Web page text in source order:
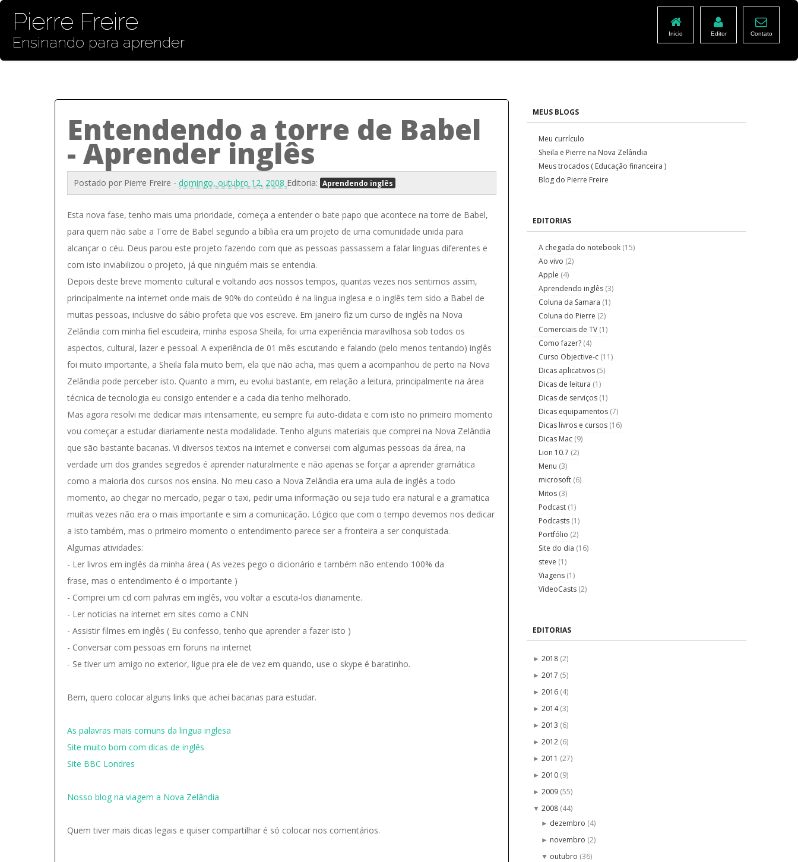
Pierre Freire
Ensinando para aprender Inicio Editor Contato
Entendendo a torre de Babel
- Aprender inglês
Postado por Pierre Freire - domingo, outubro 12, 2008 Editoria: Aprendendo inglês
Esta nova fase, tenho mais uma prioridade, começa a entender o bate papo que acontece na torre de Babel,
para quem não sabe a Torre de Babel segundo a bíblia era um projeto de uma comunidade unida para
alcançar o céu. Deus parou este projeto fazendo com que as pessoas passassem a falar linguas diferentes e
com isto inviabilizou o projeto, já que ninguém mais se entendia.
Depois deste breve momento cultural e voltando aos nossos tempos, quantas vezes nos sentimos assim,
principalmente na internet onde mais de 90% do conteúdo é na lingua inglesa e o inglês tem sido a Babel de
muitas pessoas, inclusive do sábio profeta que vos escreve. Em janeiro fiz um curso de inglês na Nova
Zelândia com minha fiel escudeira, minha esposa Sheila, foi uma experiência maravilhosa sob todos os
aspectos, cultural, lazer e pessoal. A experiência de 01 mês escutando e falando (pelo menos tentando) inglês
foi muito importante, a Sheila fala muito bem, ela que não acha, mas quem a acompanhou de perto na Nova
Zelândia pode perceber isto. Quanto a mim, eu evolui bastante, em relação a leitura, principalmente na área
técnica de tecnologia eu consigo entender e a cada dia tenho melhorado.
Mas agora resolvi me dedicar mais intensamente, eu sempre fui auto-didata e com isto no primeiro momento
vou começar a estudar diariamente nesta modalidade. Tenho alguns materiais que comprei na Nova Zelândia
que são bastante bacanas. Vi diversos textos na internet e conversei com algumas pessoas da área, na
verdade um dos grandes segredos é aprender naturalmente e não apenas se forçar a aprender gramática
como a maioria dos cursos nos ensina. No meu caso a Nova Zelândia era uma aula de inglês a todo
momento, ao chegar no mercado, pegar o taxi, pedir uma informação ou seja tudo era natural e a gramatica
muitas vezes não era o mais importante e sim a comunicação. Lógico que com o tempo devemos nos dedicar
a isto também, mas o primeiro momento o entendimento parece ser a fronteira a ser conquistada.
Algumas atividades:
- Ler livros em inglês da minha área ( As vezes pego o dicionário e também não entendo 100% da
frase, mas o entendimento é o importante )
- Comprei um cd com palvras em inglês, vou voltar a escuta-los diariamente.
- Ler noticias na internet em sites como a CNN
- Assistir filmes em inglês ( Eu confesso, tenho que aprender a fazer isto )
- Conversar com pessoas em foruns na internet
- Se tiver um amigo no exterior, ligue pra ele de vez em quando, use o skype é baratinho.
Bem, quero colocar alguns links que achei bacanas para estudar.
As palavras mais comuns da lingua inglesa
Site muito bom com dicas de inglês
Site BBC Londres
Nosso blog na viagem a Nova Zelândia
Quem tiver mais dicas legais e quiser compartilhar é só colocar nos comentários.
MEUS BLOGS
Meu currículo
Sheila e Pierre na Nova Zelândia
Meus trocados ( Educação financeira )
Blog do Pierre Freire
EDITORIAS
A chegada do notebook (15)
Ao vivo (2)
Apple (4)
Aprendendo inglês (3)
Coluna da Samara (1)
Coluna do Pierre (2)
Comerciais de TV (1)
Como fazer? (4)
Curso Objective-c (11)
Dicas aplicativos (5)
Dicas de leitura (1)
Dicas de serviços (1)
Dicas equipamentos (7)
Dicas livros e cursos (16)
Dicas Mac (9)
Lion 10.7 (2)
Menu (3)
microsoft (6)
Mitos (3)
Podcast (1)
Podcasts (1)
Portfólio (2)
Site do dia (16)
steve (1)
Viagens (1)
VideoCasts (2)
EDITORIAS
► 2018 (2)
► 2017 (5)
► 2016 (4)
► 2014(3)
► 2013 (6)
► 2012 (6)
► 2011 (27)
► 2010 (9)
► 2009 (55)
▼ 2008 (44)
► dezembro (4)
► novembro (2)
▼ outubro (36)